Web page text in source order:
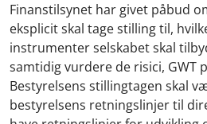
Finanstilsynet har givet påbud
eksplicit skal tage stilling til,
instrumenter selskabet skal
samtidig vurdere de risici, GWT
Bestyrelsens stillingtagen skal
bestyrelsens retningslinjer til